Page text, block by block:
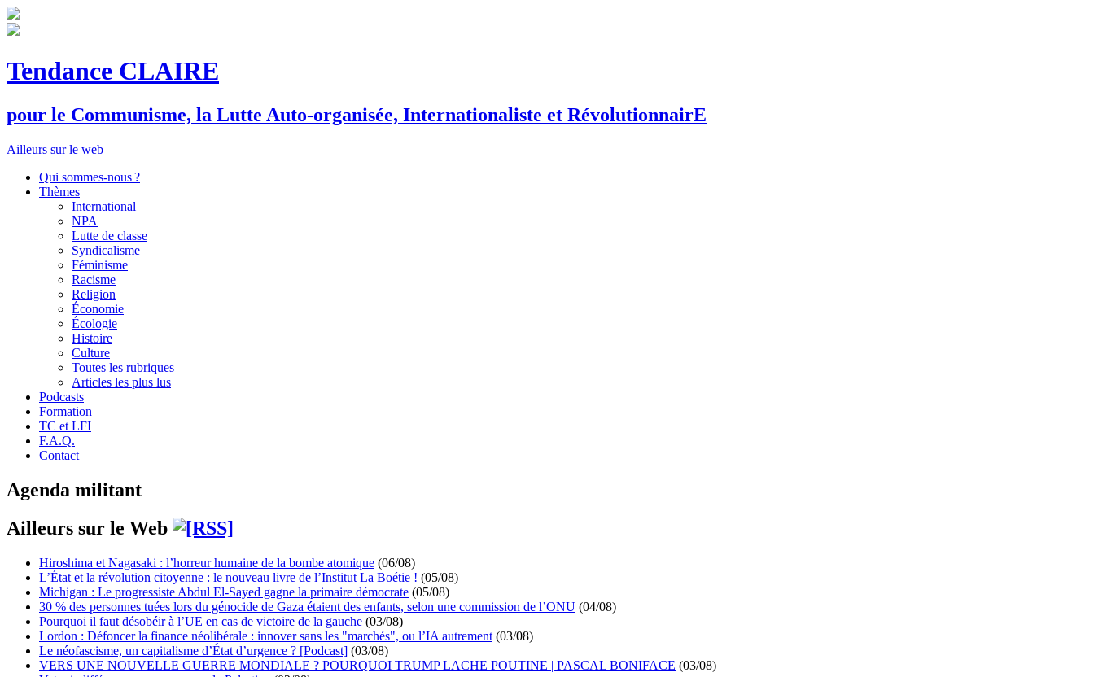
Tendance CLAIRE
pour le Communisme, la Lutte Auto-organisée, Internationaliste et RévolutionnairE
Ailleurs sur le web
Qui sommes-nous ?
Thèmes
International
NPA
Lutte de classe
Syndicalisme
Féminisme
Racisme
Religion
Économie
Écologie
Histoire
Culture
Toutes les rubriques
Articles les plus lus
Podcasts
Formation
TC et LFI
F.A.Q.
Contact
Agenda militant
Ailleurs sur le Web
Hiroshima et Nagasaki : l’horreur humaine de la bombe atomique (06/08)
L’État et la révolution citoyenne : le nouveau livre de l’Institut La Boétie ! (05/08)
Michigan : Le progressiste Abdul El-Sayed gagne la primaire démocrate (05/08)
30 % des personnes tuées lors du génocide de Gaza étaient des enfants, selon une commission de l’ONU (04/08)
Pourquoi il faut désobéir à l’UE en cas de victoire de la gauche (03/08)
Lordon : Défoncer la finance néolibérale : innover sans les "marchés", ou l’IA autrement (03/08)
Le néofascisme, un capitalisme d’État d’urgence ? [Podcast] (03/08)
VERS UNE NOUVELLE GUERRE MONDIALE ? POURQUOI TRUMP LACHE POUTINE | PASCAL BONIFACE (03/08)